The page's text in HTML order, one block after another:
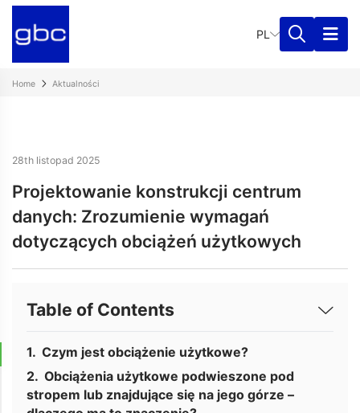
PL
Home Aktualności
28th listopad 2025
Projektowanie konstrukcji centrum
danych: Zrozumienie wymagań
dotyczących obciążeń użytkowych
Table of Contents
Czym jest obciążenie użytkowe?
Obciążenia użytkowe podwieszone pod
stropem lub znajdujące się na jego górze –